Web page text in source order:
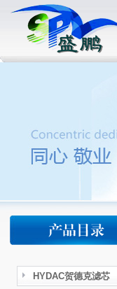
HYDAC贺德克滤芯